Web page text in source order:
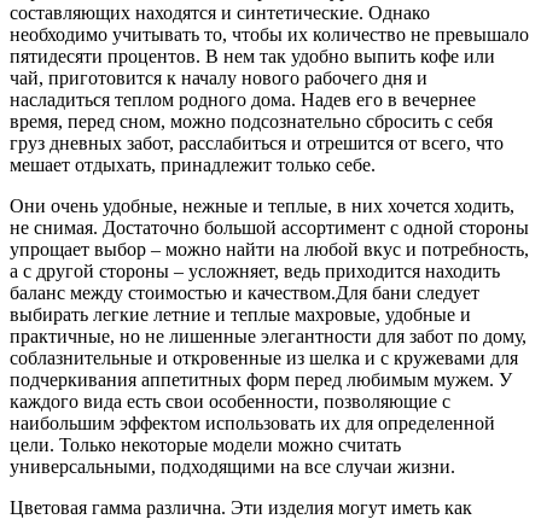
составляющих находятся и синтетические. Однако
необходимо учитывать то, чтобы их количество не превышало
пятидесяти процентов. В нем так удобно выпить кофе или
чай, приготовится к началу нового рабочего дня и
насладиться теплом родного дома. Надев его в вечернее
время, перед сном, можно подсознательно сбросить с себя
груз дневных забот, расслабиться и отрешится от всего, что
мешает отдыхать, принадлежит только себе.
Они очень удобные, нежные и теплые, в них хочется ходить,
не снимая. Достаточно большой ассортимент с одной стороны
упрощает выбор – можно найти на любой вкус и потребность,
а с другой стороны – усложняет, ведь приходится находить
баланс между стоимостью и качеством.Для бани следует
выбирать легкие летние и теплые махровые, удобные и
практичные, но не лишенные элегантности для забот по дому,
соблазнительные и откровенные из шелка и с кружевами для
подчеркивания аппетитных форм перед любимым мужем. У
каждого вида есть свои особенности, позволяющие с
наибольшим эффектом использовать их для определенной
цели. Только некоторые модели можно считать
универсальными, подходящими на все случаи жизни.
Цветовая гамма различна. Эти изделия могут иметь как